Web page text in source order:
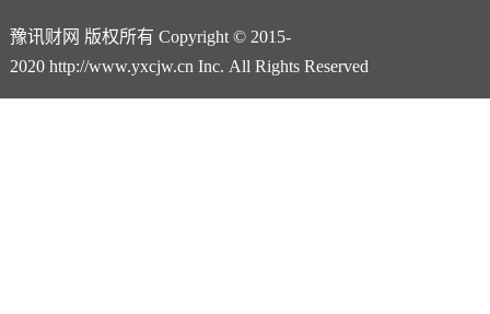
豫讯财网 版权所有 Copyright © 2015-
2020 http://www.yxcjw.cn Inc. All Rights Reserved